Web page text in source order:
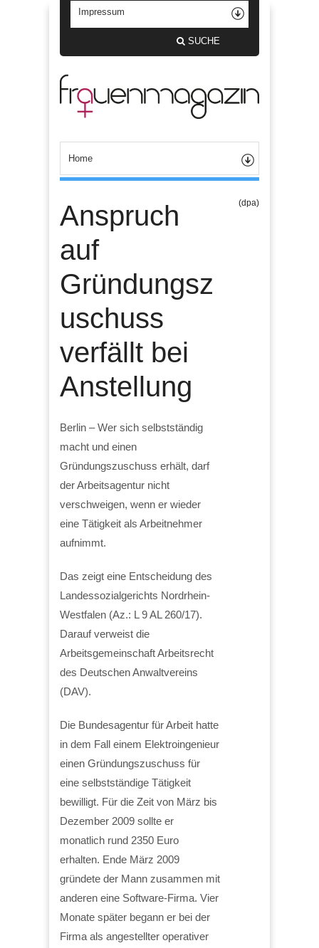
SUCHE
Anspruch
auf
Gründungsz
uschuss
verfällt bei
Anstellung
(dpa)
Berlin – Wer sich selbstständig
macht und einen
Gründungszuschuss erhält, darf
der Arbeitsagentur nicht
verschweigen, wenn er wieder
eine Tätigkeit als Arbeitnehmer
aufnimmt.
Das zeigt eine Entscheidung des
Landessozialgerichts Nordrhein-
Westfalen (Az.: L 9 AL 260/17).
Darauf verweist die
Arbeitsgemeinschaft Arbeitsrecht
des Deutschen Anwaltvereins
(DAV).
Die Bundesagentur für Arbeit hatte
in dem Fall einem Elektroingenieur
einen Gründungszuschuss für
eine selbstständige Tätigkeit
bewilligt. Für die Zeit von März bis
Dezember 2009 sollte er
monatlich rund 2350 Euro
erhalten. Ende März 2009
gründete der Mann zusammen mit
anderen eine Software-Firma. Vier
Monate später begann er bei der
Firma als angestellter operativer